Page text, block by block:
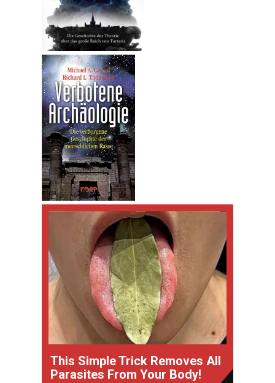
This Simple Trick Removes All
Parasites From Your Body!